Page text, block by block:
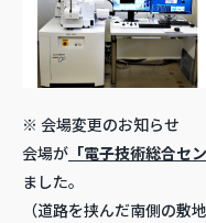
※ 会場変更のお知らせ
会場が 「電子技術総合セ
ました。
（道路を挟んだ南側の敷